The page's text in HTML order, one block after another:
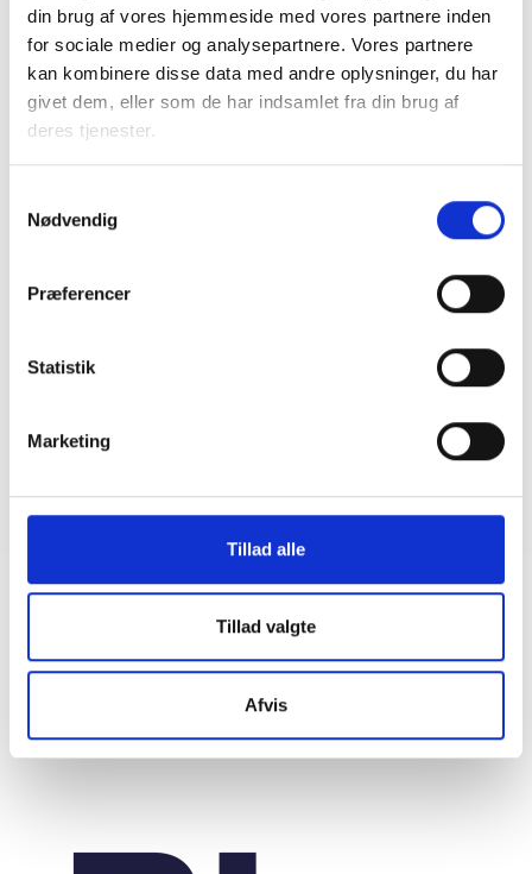
din brug af vores hjemmeside med vores partnere inden
for sociale medier og analysepartnere. Vores partnere
kan kombinere disse data med andre oplysninger, du har
givet dem, eller som de har indsamlet fra din brug af
deres tjenester.
Nødvendig
Præferencer
Statistik
Marketing
Tillad alle
Tillad valgte
Afvis
BL INFORMERER
Nedrivning af asbestholdigt materiale skal
udføres af autoriserede virksomheder
BL INFORMERER
momslovens § 3, stk. 2 nr. 2 og 3) vedr.
kommunale renovationsydelser
Whistleblowerordninger i almene
08. september 2023